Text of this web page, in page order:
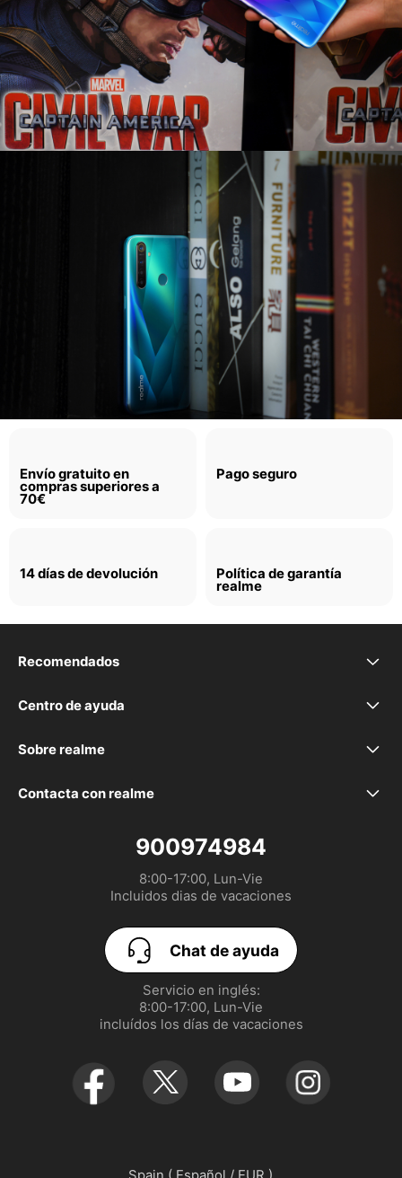
Envío gratuito en
compras superiores a
70€
Pago seguro
14 días de devolución Política de garantía
realme
Recomendados
realme P4 Lite
realme P4x
realme 16 5G
realme GT 8 Pro
realme Note 70T
Centro de ayuda
Preguntas frecuentes
Declaración de la EU
Configurar las Cookies
EU Digital Services Act
Sobre realme
Nuestra marca
Política de garantía realme
Contacta con realme
900974984
8:00-17:00, Lun-Vie
Incluidos dias de vacaciones
Chat de ayuda
Servicio en inglés:
8:00-17:00, Lun-Vie
incluídos los días de vacaciones